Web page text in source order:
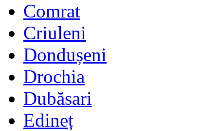
Comrat
Criuleni
Dondușeni
Drochia
Dubăsari
Edineț